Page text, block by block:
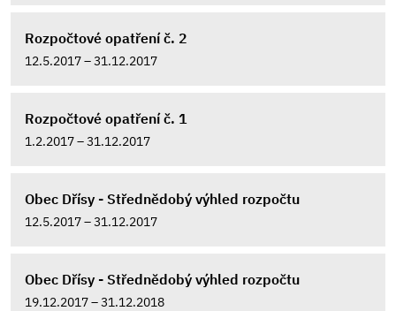
Rozpočtové opatření č. 2
12.5.2017 – 31.12.2017
Rozpočtové opatření č. 1
1.2.2017 – 31.12.2017
Obec Dřísy - Střednědobý výhled rozpočtu
12.5.2017 – 31.12.2017
Obec Dřísy - Střednědobý výhled rozpočtu
19.12.2017 – 31.12.2018